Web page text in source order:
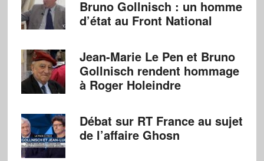
Bruno Gollnisch : un homme
d’état au Front National
Jean-Marie Le Pen et Bruno
Gollnisch rendent hommage
à Roger Holeindre
Débat sur RT France au sujet
de l’affaire Ghosn